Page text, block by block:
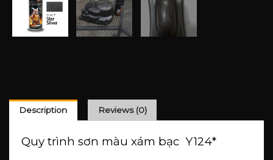
Description Reviews (0)
Quy trình sơn màu xám bạc Y124*